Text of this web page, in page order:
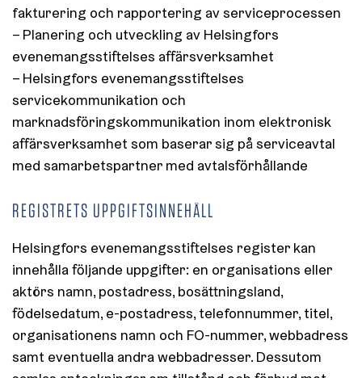
fakturering och rapportering av serviceprocessen
– Planering och utveckling av Helsingfors
evenemangsstiftelses affärsverksamhet
– Helsingfors evenemangsstiftelses
servicekommunikation och
marknadsföringskommunikation inom elektronisk
affärsverksamhet som baserar sig på serviceavtal
med samarbetspartner med avtalsförhållande
REGISTRETS UPPGIFTSINNEHÅLL
Helsingfors evenemangsstiftelses register kan
innehålla följande uppgifter: en organisations eller
aktörs namn, postadress, bosättningsland,
födelsedatum, e-postadress, telefonnummer, titel,
organisationens namn och FO-nummer, webbadress
samt eventuella andra webbadresser. Dessutom